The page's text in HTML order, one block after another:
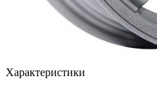
Характеристики